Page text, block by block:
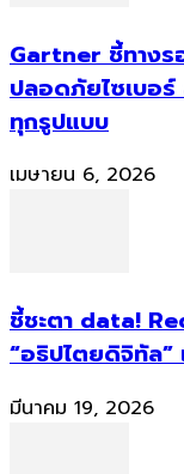
Gartner ชี้ทางร
ปลอดภัยไซเบอ
ทุกรูปแบบ
เมษายน 6, 2026
ชี้ชะตา data!
“อธิปไตยดิจิทัล”
มีนาคม 19, 2026